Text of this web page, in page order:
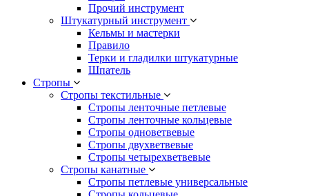
Прочий инструмент
Штукатурный инструмент
Кельмы и мастерки
Правило
Терки и гладилки штукатурные
Шпатель
Стропы
Стропы текстильные
Стропы ленточные петлевые
Стропы ленточные кольцевые
Стропы одноветвевые
Стропы двухветвевые
Стропы четырехветвевые
Стропы канатные
Стропы петлевые универсальные